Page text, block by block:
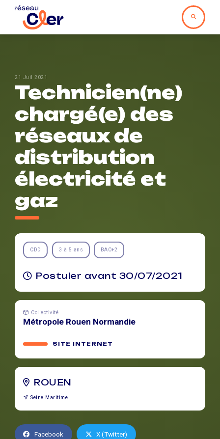
21 Juil 2021
Technicien(ne)
chargé(e) des
réseaux de
distribution
électricité et
gaz
CDD 3 à 5 ans BAC+2
Postuler avant 30/07/2021
Collectivité
Métropole Rouen Normandie
SITE INTERNET
ROUEN
Seine Maritime
Facebook X (Twitter)